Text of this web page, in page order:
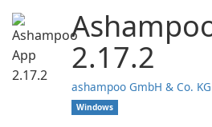
2.17.2
ashampoo GmbH & Co. KG
Windows